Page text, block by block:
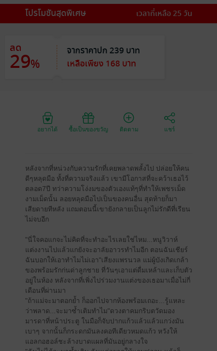
โปรโมชันสุดพิเศษ เวลาที่เหลือ 25 วัน
ลด
29%
จากราคาปก 239 บาท
เหลือเพียง 168 บาท
อยากได้ ซื้อเป็นของขวัญ ติดตาม แชร์
หลังจากที่หน่วงกับความรักที่เคยพลาดพลั้งไป ปล่อยให้คน
ดีๆหลุดมือ ทั้งที่ความจริงแล้ว เขามีโอกาสที่จะคว้าเธอไว้
ตลอด7ปี ทว่าความโง่งมของตัวเองแท้ๆที่ทำให้เพชรเม็ด
งามเม็ดนั้น ลอยหลุดมือไปเป็นของคนอื่น สุดท้ายก็มา
เสียดายทีหลัง แถมตอนนี้เขายังกลายเป็นลูกไม่รักดีที่เรียน
ไม่จบอีก
"นี่ใจคอแกจะไม่คิดที่จะทำอะไรเลยใช่ไหม...หนูวิวาห์
แต่งงานไปแล้วแกยังจะอาลัยอาวรทำไมอีก ตอนฉันเชียร์
ฉันบอกให้เอาทำไมไม่เอา"เสียงแพรนวล แม่ผู้บังเกิดเกล้า
ของพร้อมรักก่นด่าลูกชาย ที่วันๆเอาแต่ดื่มเหล้าและเก็บตัว
อยู่ในห้อง หลังจากที่เพิ่งไปร่วมงานแต่งของเธอมาเมื่อไม่กี่
เดือนที่ผ่านมา
"ถ้าแม่จะมาตอกย้ำ ก็ออกไปจากห้องพร้อมเถอะ...รู้แหละ
ว่าพลาด...จะมาซ้ำเติมทำไม"ดวงตาคมกริบตวัดมอง
มารดาที่หน้าประตู ในมือก็จับปากแก้วแล้วแล้วแกว่งมัน
เบาๆ จากนั้นก็กระดกมันลงคอทีเดียวหมดแก้ว หวังให้
แอลกอฮอล์ชะล้างบาดแผลที่มันอยู่กลางใจ